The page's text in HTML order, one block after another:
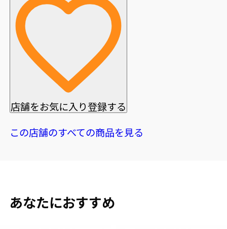
店舗をお気に入り登録する
この店舗のすべての商品を見る
あなたにおすすめ